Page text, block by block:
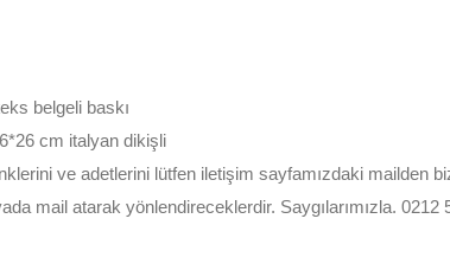
belgeli baskı
cm italyan dikişli
ve adetlerini lütfen iletişim sayfamızdaki mailden
mail atarak yönlendireceklerdir. Saygılarımızla. 0212